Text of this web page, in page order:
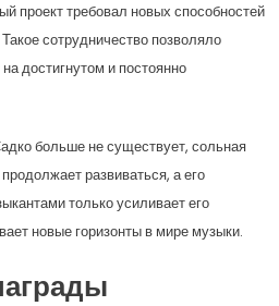
проект требовал новых способностей
сотрудничество позволяло
достигнутом и постоянно
больше не существует, сольная
развиваться, а его
только усиливает его
новые горизонты в мире музыки.